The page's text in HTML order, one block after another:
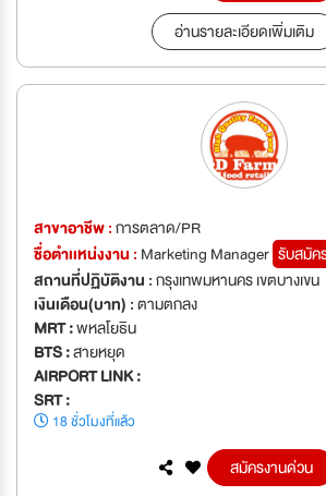
อ่านรายละเอียดเพิ่มเติม
สาขาอาชีพ :การตลาด/PR
ชื่อตำเเหน่งงาน : Marketing Manager รับสมัค
สถานที่ปฏิบัติงาน :กรุงเทพมหานคร เขตบางเขน
เงินเดือน(บาท) :ตามตกลง
MRT :พหลโยธิน
BTS :สายหยุด
AIRPORT LINK :
SRT :
18 ชั่วโมงที่แล้ว
สมัครงานด่วน